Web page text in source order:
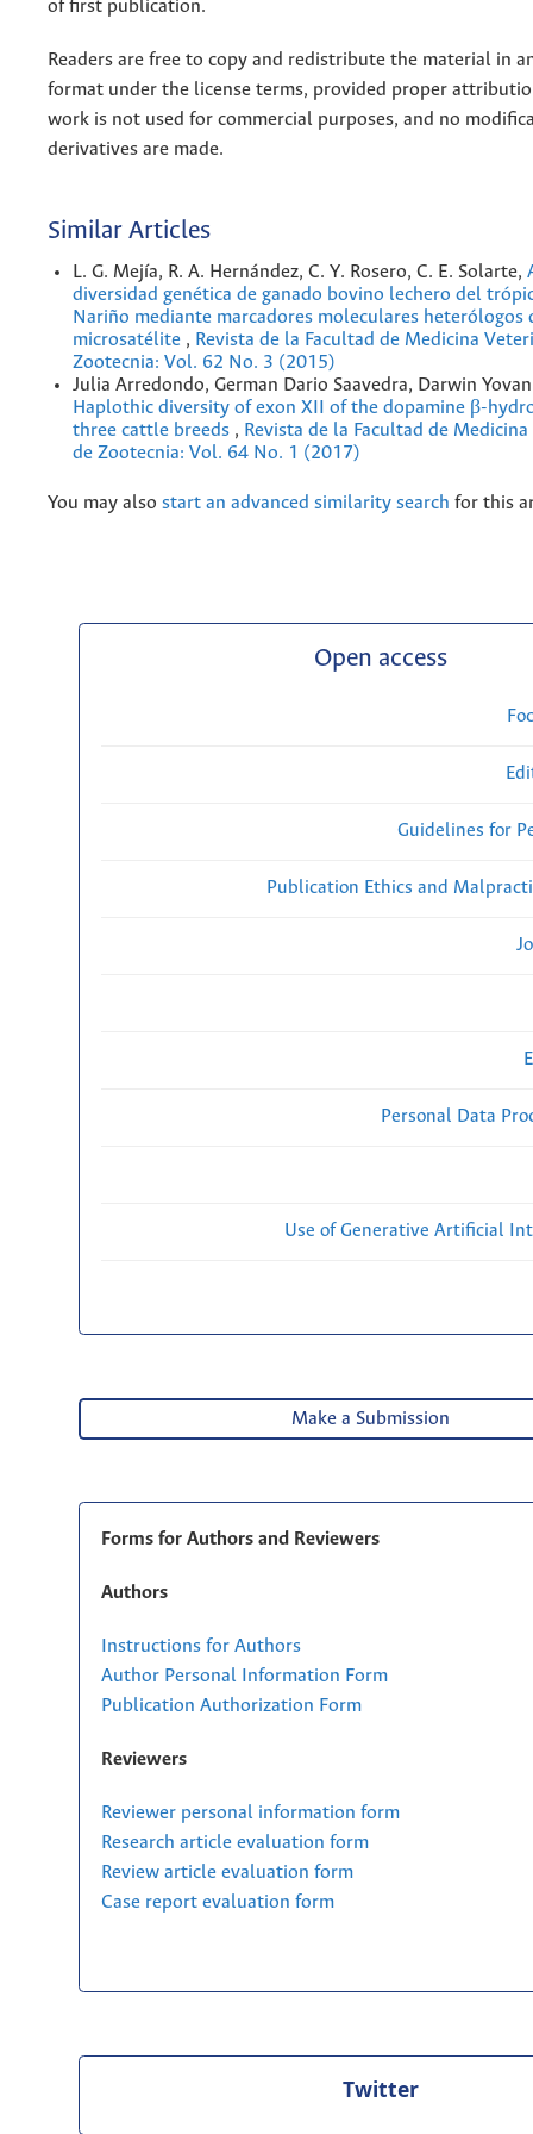
of first publication.
Readers are free to copy and redistribute the material in
format under the license terms, provided proper
work is not used for commercial purposes, and no
derivatives are made.
Similar Articles
L. G. Mejía, R. A. Hernández, C. Y. Rosero, C. E. Solarte,
diversidad genética de ganado bovino lechero del
Nariño mediante marcadores moleculares heterólogos
microsatélite , Revista de la Facultad de Medicina
Zootecnia: Vol. 62 No. 3 (2015)
Julia Arredondo, German Dario Saavedra, Darwin
Haplothic diversity of exon XII of the dopamine β-
three cattle breeds , Revista de la Facultad de
de Zootecnia: Vol. 64 No. 1 (2017)
You may also start an advanced similarity search for this
Open access
Guidelines for
Publication Ethics and
Personal Data
Use of Generative Artificial
Make a Submission
Forms for Authors and Reviewers
Authors
Instructions for Authors
Author Personal Information Form
Publication Authorization Form
Reviewers
Reviewer personal information form
Research article evaluation form
Review article evaluation form
Case report evaluation form
Twitter